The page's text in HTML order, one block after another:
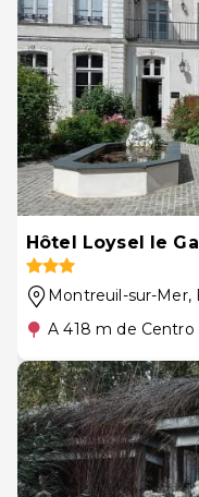
Hôtel Loysel le
Montreuil-sur-Mer,
A 418 m de